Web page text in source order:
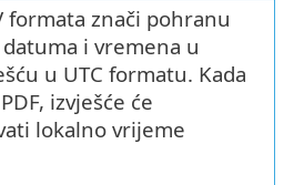
formata znači pohranu
i vremena u
u UTC formatu. Kada
izvješće će
lokalno vrijeme